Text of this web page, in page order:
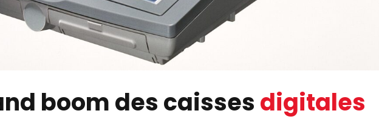
boom des caisses digitales